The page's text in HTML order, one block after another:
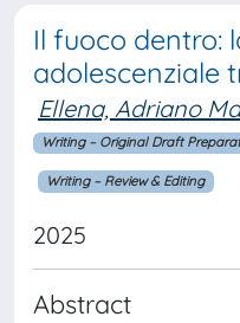
Il fuoco dentro:
adolescenziale
Ellena, Adriano
Writing – Original Draft
Writing – Review & Editing
2025
Abstract